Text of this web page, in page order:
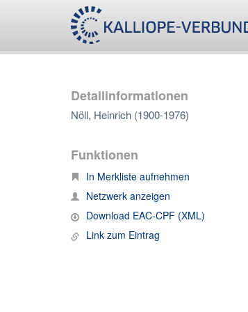
Detailinformationen
Nöll, Heinrich (1900-1976)
Funktionen
In Merkliste aufnehmen
Netzwerk anzeigen
Download EAC-CPF (XML)
Link zum Eintrag